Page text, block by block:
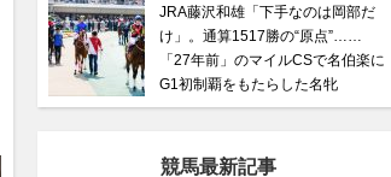
JRA藤沢和雄「下手なのは岡部だ
け」。通算1517勝の“原点”……
「27年前」のマイルCSで名伯楽に
G1初制覇をもたらした名牝
競馬最新記事